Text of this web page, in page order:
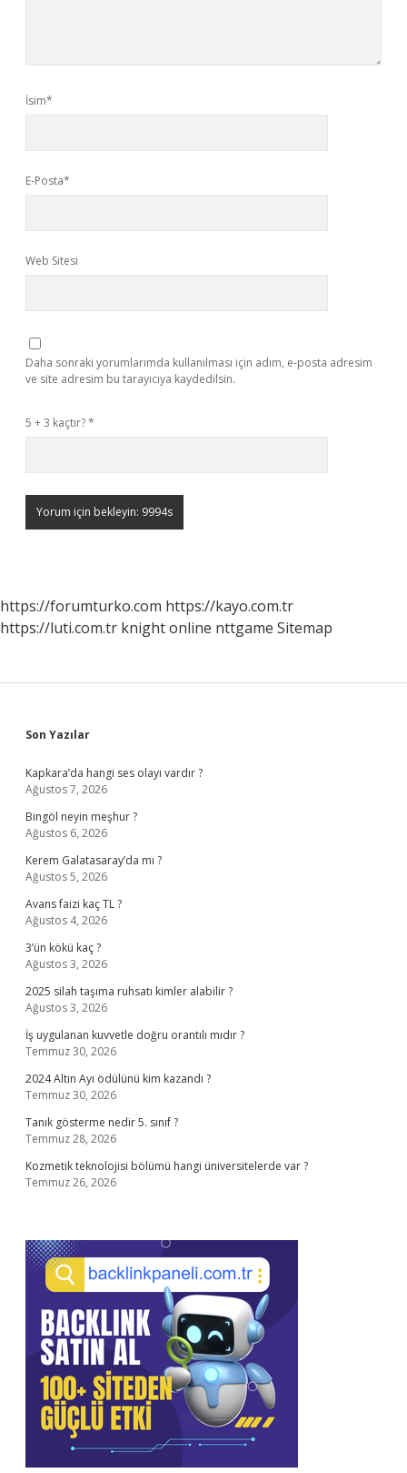
İsim*
E-Posta*
Web Sitesi
Daha sonraki yorumlarımda kullanılması için adım, e-posta adresim
ve site adresim bu tarayıcıya kaydedilsin.
5 + 3 kaçtır?*
https://forumturko.com https://kayo.com.tr
https://luti.com.tr knight online nttgame Sitemap
Sidebar
Son Yazılar
Kapkara’da hangi ses olayı vardır ?
Ağustos 7, 2026
Bingöl neyin meşhur ?
Ağustos 6, 2026
Kerem Galatasaray’da mı ?
Ağustos 5, 2026
Avans faizi kaç TL ?
Ağustos 4, 2026
3’ün kökü kaç ?
Ağustos 3, 2026
2025 silah taşıma ruhsatı kimler alabilir ?
Ağustos 3, 2026
İş uygulanan kuvvetle doğru orantılı mıdır ?
Temmuz 30, 2026
2024 Altın Ayı ödülünü kim kazandı ?
Temmuz 30, 2026
Tanık gösterme nedir 5. sınıf ?
Temmuz 28, 2026
Kozmetik teknolojisi bölümü hangi üniversitelerde var ?
Temmuz 26, 2026